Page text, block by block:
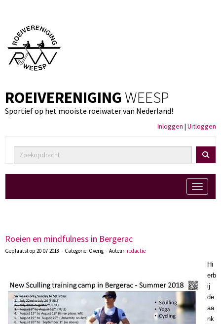
ROEIVERENIGING WEESP
Sportief op het mooiste roeiwater van Nederland!
Inloggen | Uitloggen
Toggle
Roeien en mindfulness in Bergerac
Geplaatst op 20-07-2018 - Categorie: Overig - Auteur: redactie
Hi
erb
ij
de
aa
nk